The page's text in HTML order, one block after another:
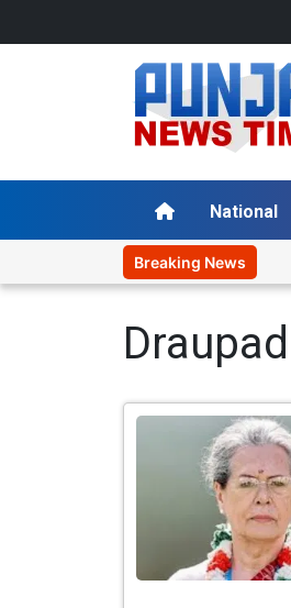
National
Breaking News